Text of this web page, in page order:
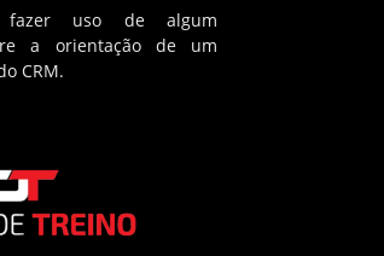
uso de algum
a orientação de um
CRM.